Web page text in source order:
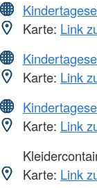
Karte: Link
Karte: Link
Karte: Link
Karte: Link